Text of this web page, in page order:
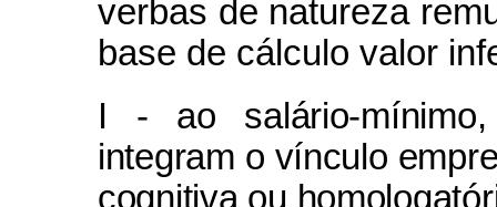
verbas de natureza
base de cálculo valor
I - ao salário-
integram o vínculo
cognitiva ou